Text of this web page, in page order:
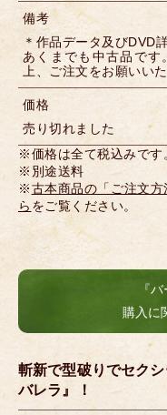
備考
＊作品データ及びDVD
あくまでも中古品です
上、ご注文をお願いいた
価格
売り切れました
※価格は全て税込みです
※別途送料
※古本商品の「ご注文
ら をご覧ください。
『
購入に
斬新で型破りでセク
バレラ』！